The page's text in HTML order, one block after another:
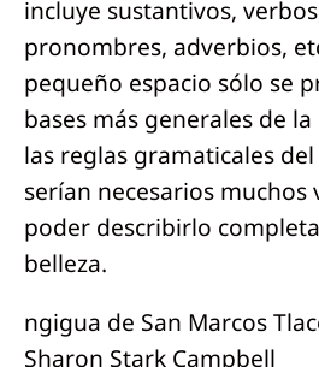
incluye sustantivos,
pronombres, adverbios,
pequeño espacio sólo se
bases más generales de
las reglas gramaticales
serían necesarios muchos
poder describirlo
belleza.
ngigua de San Marcos
Sharon Stark Campbell